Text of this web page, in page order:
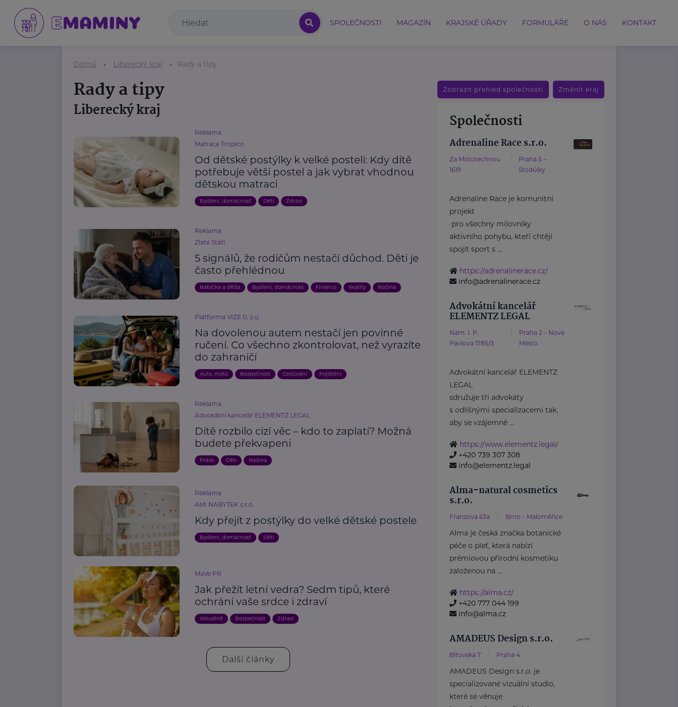
SPOLEČNOSTI MAGAZÍN KRAJSKÉ ÚŘADY FORMULÁŘE O NÁS KONTAKT
Domů Liberecký kraj Rady a tipy
Rady a tipy
Liberecký kraj
Reklama
Matrace Tropico
Od dětské postýlky k velké posteli: Kdy dítě
potřebuje větší postel a jak vybrat vhodnou
dětskou matraci
Bydlení, domácnost Děti Zdraví
Reklama
Zlaté Stáří
5 signálů, že rodičům nestačí důchod. Děti je
často přehlédnou
Babička a děda Bydlení, domácnost Finance Reality Rodina
Platforma VIZE 0, z.ú.
Na dovolenou autem nestačí jen povinné
ručení. Co všechno zkontrolovat, než vyrazíte
do zahraničí
Auto, moto Bezpečnost Cestování Pojištění
Reklama
Advokátní kancelář ELEMENTZ LEGAL
Dítě rozbilo cizí věc – kdo to zaplatí? Možná
budete překvapeni
Právo Děti Rodina
Reklama
AMI NÁBYTEK s.r.o.
Kdy přejít z postýlky do velké dětské postele
Bydlení, domácnost Děti
MaVe PR
Jak přežít letní vedra? Sedm tipů, které
ochrání vaše srdce i zdraví
Aktuálně Bezpečnost Zdraví
Další články
Zobrazit přehled společností Změnit kraj
Společnosti
Adrenaline Race s.r.o.
Za Mototechnou
1619
Praha 5 –
Stodůlky
Adrenaline Race je komunitní
projekt
pro všechny milovníky
aktivního pohybu, kteří chtějí
spojit sport s ...
https://adrenalinerace.cz/
info@adrenalinerace.cz
Advokátní kancelář
ELEMENTZ LEGAL
Nám. I. P.
Pavlova 1785/3
Praha 2 – Nové
Město
Advokátní kancelář ELEMENTZ
LEGAL
sdružuje tři advokáty
s odlišnými specializacemi tak,
aby se vzájemně ...
https://www.elementz.legal/
+420 739 307 308
info@elementz.legal
Alma-natural cosmetics
s.r.o.
Franzova 63a Brno – Maloměřice
Alma je česká značka botanické
péče o pleť, která nabízí
prémiovou přírodní kosmetiku
založenou na ...
https://alma.cz/
+420 777 044 199
info@alma.cz
AMADEUS Design s.r.o.
Bítovská 7 Praha 4
AMADEUS Design s.r.o. je
specializované vizuální studio,
které se věnuje